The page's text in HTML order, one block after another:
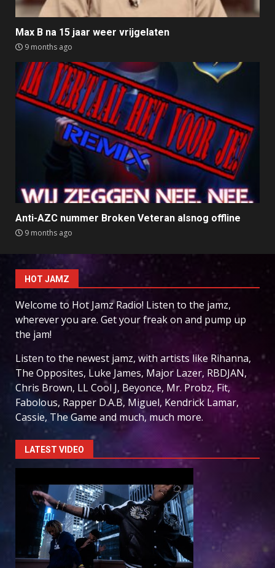
Max B na 15 jaar weer vrijgelaten
9 months ago
Anti-AZC nummer Broken Veteran alsnog offline
9 months ago
HOT JAMZ
Welcome to Hot Jamz Radio! Listen to the jamz,
wherever you are. Get your freak on and pump up
the jam!
Listen to the newest jamz, with artists like Rihanna,
The Opposites, Luke James, Major Lazer, RBDJAN,
Chris Brown, LL Cool J, Beyonce, Mr. Probz, Fit,
Fabolous, Rapper D.A.B, Miguel, Kendrick Lamar,
Cassie, The Game and much, much more.
LATEST VIDEO